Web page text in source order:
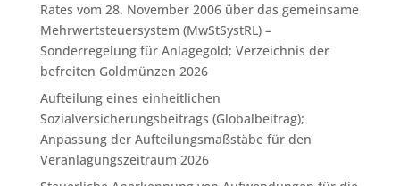
Rates vom 28. November 2006 über das gemeinsame
Mehrwertsteuersystem (MwStSystRL) –
Sonderregelung für Anlagegold; Verzeichnis der
befreiten Goldmünzen 2026
Aufteilung eines einheitlichen
Sozialversicherungsbeitrags (Globalbeitrag);
Anpassung der Aufteilungsmaßstäbe für den
Veranlagungszeitraum 2026